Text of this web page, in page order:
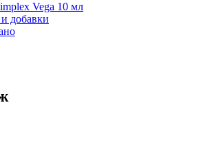
Vega 10 мл
добавки